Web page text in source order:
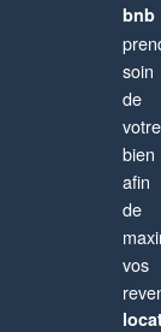
bnb
soin
de
votre
bien
afin
de
vos